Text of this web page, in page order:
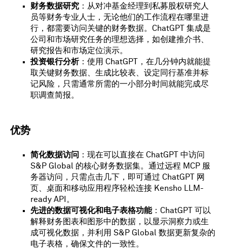
财务数据研究 ：从对冲基金经理到私募股权研究人
员等财务专业人士，无论他们的工作流程在哪里进
行，都需要访问关键的财务数据。ChatGPT 集成是
公司和市场研究任务的理想选择，如创建推介书、
研究报告和市场定位演示。
投资银行分析：使用 ChatGPT，在几分钟内就能提
取关键财务数据、生成比较表、设定同行基准并标
记风险，只需通常所需的一小部分时间就能完成尽
职调查简报。
优势
简化数据访问
：现在可以直接在 ChatGPT 中访问
S&P Global 的核心财务数据集。通过远程 MCP 服
务器访问，只需点击几下，即可通过 ChatGPT 网
页、桌面和移动应用程序轻松连接 Kensho LLM-
ready API。
先进的数据可视化和电子表格功能：ChatGPT 可以
解释财务图表和图形中的数据，以显示洞察力或生
成可视化数据，并利用 S&P Global 数据更新复杂的
电子表格，确保文件的一致性。